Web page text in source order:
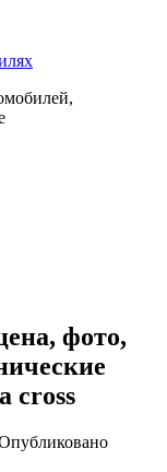
фото,
cross